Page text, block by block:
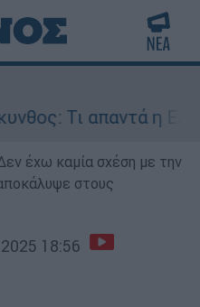
Τι απαντά η ΕΛΑΣ
έχω καμία σχέση με την
στους
18:56